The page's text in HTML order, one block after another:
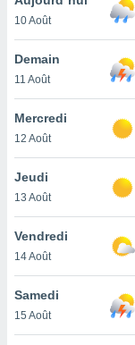
et
»,
au
vous
qu'ils
ou
le
ainsi
un
10 Août
Demain
11 Août
Mercredi
12 Août
Jeudi
13 Août
Vendredi
14 Août
Samedi
15 Août